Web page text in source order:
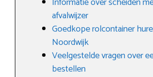
afvalwijzer
Goedkope rolcontainer
Noordwijk
Veelgestelde vragen over
bestellen